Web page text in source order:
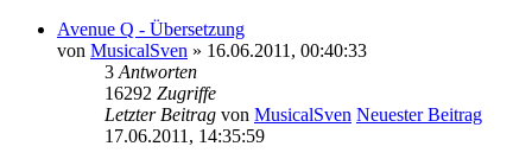
Avenue Q - Übersetzung
von MusicalSven » 16.06.2011, 00:40:33
3 Antworten
16292 Zugriffe
Letzter Beitrag von MusicalSven Neuester Beitrag
17.06.2011, 14:35:59